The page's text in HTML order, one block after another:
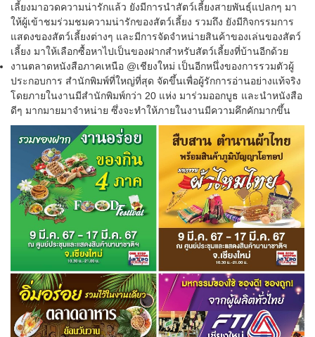
เลี้ยงมาอวดความน่ารักแล้ว ยังมีการนำสัตว์เลี้ยงสายพันธุ์แปลกๆ มา
ให้ผู้เข้าชมร่วมชมความน่ารักของสัตว์เลี้ยง รวมถึง ยังมีกิจกรรมการ
แสดงของสัตว์เลี้ยงต่างๆ และมีการจัดจำหน่ายสินค้าของเล่นของสัตว์
เลี้ยง มาให้เลือกซื้อหาไปเป็นของฝากสำหรับสัตว์เลี้ยงที่บ้านอีกด้วย
งานตลาดหนังสือภาคเหนือ @เชียงใหม่ เป็นอีกหนึ่งของการรวมตัวผู้
ประกอบการ สำนักพิมพ์ที่ใหญ่ที่สุด จัดขึ้นเพื่อผู้รักการอ่านอย่างแท้จริง
โดยภายในงานมีสำนักพิมพ์กว่า 20 แห่ง มาร่วมออกบูธ และนำหนังสือ
ดีๆ มากมายมาจำหน่าย ซึ่งจะทำให้ภายในงานมีความคึกคักมากขึ้น